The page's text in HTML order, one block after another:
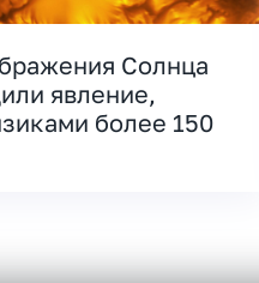
Солнца
явление,
более 150